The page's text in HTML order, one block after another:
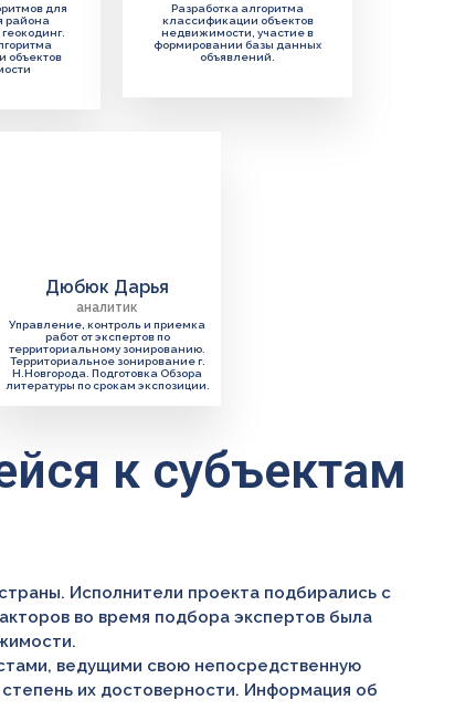
для
района
объектов
Разработка алгоритма
классификации объектов
недвижимости, участие в
формировании базы данных
объявлений.
Дюбюк Дарья
аналитик
Управление, контроль и приемка
работ от экспертов по
территориальному зонированию.
Территориальное зонирование г.
Н.Новгорода. Подготовка Обзора
литературы по срокам экспозиции.
к субъектам
Исполнители проекта подбирались с
во время подбора экспертов была
ведущими свою непосредственную
их достоверности. Информация об